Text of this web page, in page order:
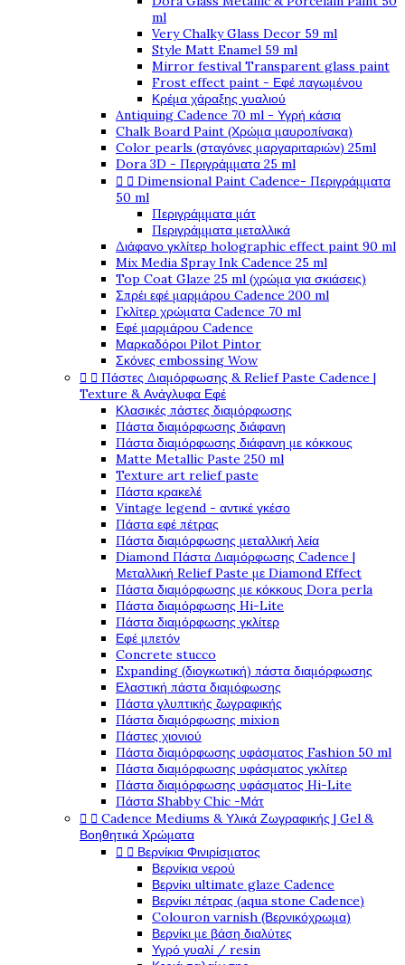
ml
Very Chalky Glass Decor 59 ml
Style Matt Enamel 59 ml
Mirror festival Transparent glass paint
Frost effect paint - Εφέ παγωμένου
Κρέμα χάραξης γυαλιού
Antiquing Cadence 70 ml - Υγρή κάσια
Chalk Board Paint (Χρώμα μαυροπίνακα)
Color pearls (σταγόνες μαργαριταριών) 25ml
Dora 3D - Περιγράμματα 25 ml
  Dimensional Paint Cadence- Περιγράμματα
50 ml
Περιγράμματα μάτ
Περιγράμματα μεταλλικά
Διάφανο γκλίτερ holographic effect paint 90 ml
Mix Media Spray Ink Cadence 25 ml
Top Coat Glaze 25 ml (χρώμα για σκιάσεις)
Σπρέι εφέ μαρμάρου Cadence 200 ml
Γκλίτερ χρώματα Cadence 70 ml
Εφέ μαρμάρου Cadence
Μαρκαδόροι Pilot Pintor
Σκόνες embossing Wow
  Πάστες Διαμόρφωσης & Relief Paste Cadence |
Texture & Ανάγλυφα Εφέ
Κλασικές πάστες διαμόρφωσης
Πάστα διαμόρφωσης διάφανη
Πάστα διαμόρφωσης διάφανη με κόκκους
Matte Metallic Paste 250 ml
Texture art relief paste
Πάστα κρακελέ
Vintage legend - αντικέ γκέσο
Πάστα εφέ πέτρας
Πάστα διαμόρφωσης μεταλλική λεία
Diamond Πάστα Διαμόρφωσης Cadence |
Μεταλλική Relief Paste με Diamond Effect
Πάστα διαμόρφωσης με κόκκους Dora perla
Πάστα διαμόρφωσης Hi-Lite
Πάστα διαμόρφωσης γκλίτερ
Εφέ μπετόν
Concrete stucco
Expanding (διογκωτική) πάστα διαμόρφωσης
Ελαστική πάστα διαμόφωσης
Πάστα γλυπτικής ζωγραφικής
Πάστα διαμόρφωσης mixion
Πάστες χιονιού
Πάστα διαμόρφωσης υφάσματος Fashion 50 ml
Πάστα διαμόρφωσης υφάσματος γκλίτερ
Πάστα διαμόρφωσης υφάσματος Hi-Lite
Πάστα Shabby Chic -Μάτ
  Cadence Mediums & Υλικά Ζωγραφικής | Gel &
Βοηθητικά Χρώματα
  Βερνίκια Φινιρίσματος
Βερνίκια νερού
Βερνίκι ultimate glaze Cadence
Βερνίκι πέτρας (aqua stone Cadence)
Colouron varnish (Βερνικόχρωμα)
Βερνίκι με βάση διαλύτες
Υγρό γυαλί / resin